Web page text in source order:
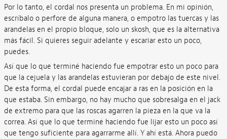
Por lo tanto, el cordal nos presenta un problema. En mi opinión,
escríbalo o perfore de alguna manera, o empotro las tuercas y las
arandelas en el propio bloque, solo un skosh, que es la alternativa
más fácil. Si quieres seguir adelante y escariar esto un poco,
puedes.
Así que lo que terminé haciendo fue empotrar esto un poco para
que la cejuela y las arandelas estuvieran por debajo de este nivel.
De esta forma, el cordal puede encajar a ras en la posición en la
que estaba. Sin embargo, no hay mucho que sobresalga en el jack
de extremo para que las roscas agarren la pieza en la que va la
correa. Así que lo que terminé haciendo fue lijar esto un poco así
que tengo suficiente para agarrarme allí. Y ahí está. Ahora puedo